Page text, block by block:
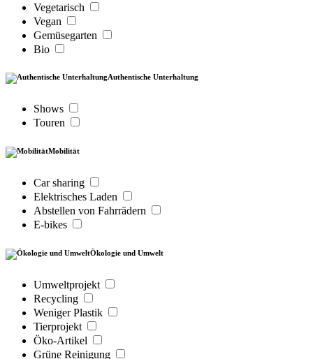
Vegetarisch
Vegan
Gemüsegarten
Bio
Authentische Unterhaltung
Shows
Touren
Mobilität
Car sharing
Elektrisches Laden
Abstellen von Fahrrädern
E-bikes
Ökologie und Umwelt
Umweltprojekt
Recycling
Weniger Plastik
Tierprojekt
Öko-Artikel
Grüne Reinigung